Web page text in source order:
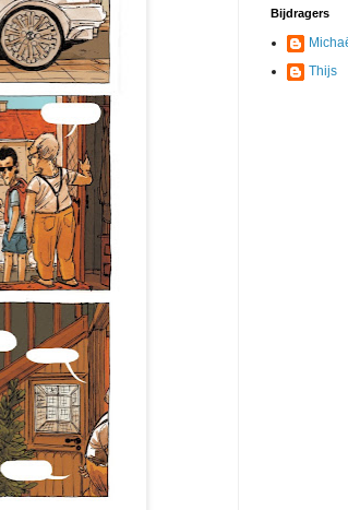
Bijdragers
Thijs